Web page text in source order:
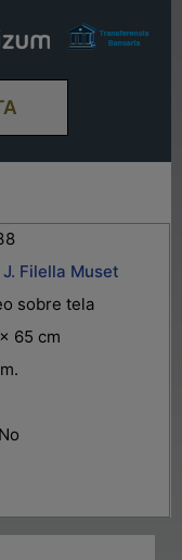
J. Filella Muset
sobre tela
65 cm